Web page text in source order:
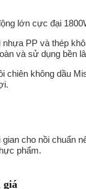
lớn cực đại
PP và thép
và sử dụng bền
chiên không dầu
cho nồi chuẩn
phẩm.
giá